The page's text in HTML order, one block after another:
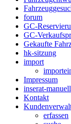
forum
GC-
GC-
Gekaufte
hk-sitzung
import
Impressum
inserat-manuell
Kontakt
erfassen